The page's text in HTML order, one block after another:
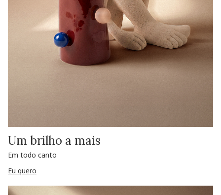
Um brilho a mais
Em todo canto
Eu quero